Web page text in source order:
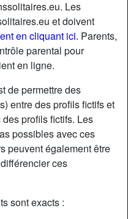
Les
et doivent
en cliquant ici. Parents,
parental pour
en ligne.
de permettre des
entre des profils fictifs et
profils fictifs. Les
possibles avec ces
peuvent également être
ces
sont exacts :
chatDiscuter !